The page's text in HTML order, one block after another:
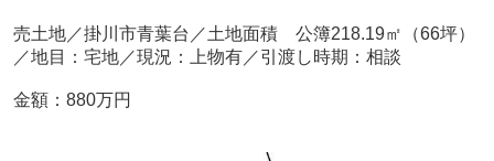
売土地／掛川市青葉台／土地面積 公簿218.19㎡（66坪）
／地目：宅地／現況：上物有／引渡し時期：相談
金額：880万円